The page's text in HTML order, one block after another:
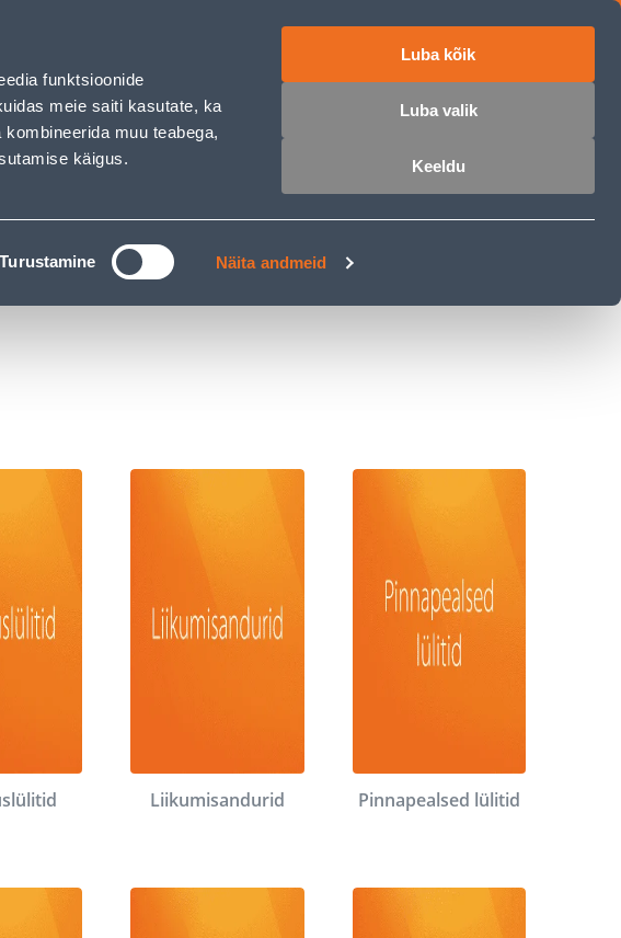
funktsioonide
meie saiti kasutate, ka
muu teabega,
käigus.
Turustamine Näita andmeid
Luba kõik
Luba valik
Keeldu
Logi sisse
JÄRELMAKS
Liikumisandurid Pinnapealsed lülitid